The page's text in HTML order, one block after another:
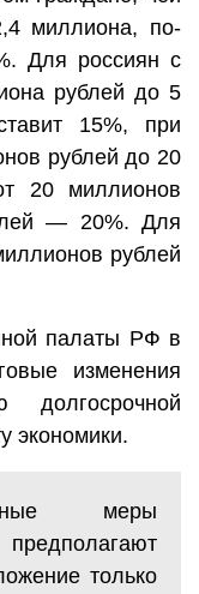
миллиона, по-
Для россиян с
рублей до 5
15%, при
рублей до 20
20 миллионов
— 20%. Для
рублей
палаты РФ в
изменения
долгосрочной
экономики.
меры
только